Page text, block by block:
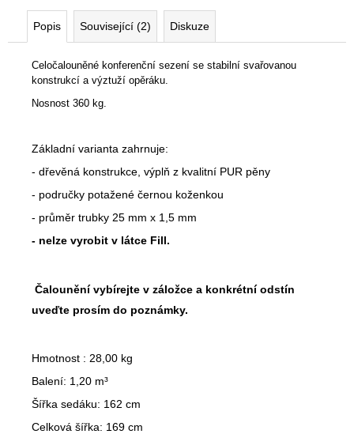
Popis Související (2) Diskuze
Celočalouněné konferenční sezení se stabilní svařovanou
konstrukcí a výztuží opěráku.
Nosnost 360 kg.
Základní varianta zahrnuje:
- dřevěná konstrukce, výplň z kvalitní PUR pěny
- područky potažené černou koženkou
- průměr trubky 25 mm x 1,5 mm
- nelze vyrobit v látce Fill.
Čalounění vybírejte v záložce a konkrétní odstín
uveďte prosím do poznámky.
Hmotnost : 28,00 kg
Balení: 1,20 m³
Šířka sedáku: 162 cm
Celková šířka: 169 cm